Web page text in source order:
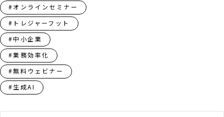
#オンラインセミナー
#トレジャーフット
#中小企業
#業務効率化
#無料ウェビナー
#生成AI